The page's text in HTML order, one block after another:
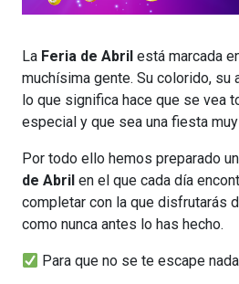
La Feria de Abril está marcada
muchísima gente. Su colorido, su
lo que significa hace que se vea
especial y que sea una fiesta
Por todo ello hemos preparado un
de Abril en el que cada día
completar con la que disfrutarás
como nunca antes lo has hecho.
Para que no se te escape